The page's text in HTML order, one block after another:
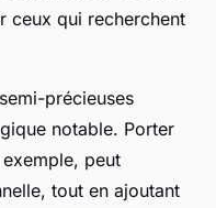
ceux qui recherchent
précieuses
notable. Porter
peut
tout en ajoutant